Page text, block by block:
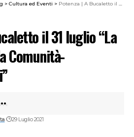
> Cultura ed Eventi > Potenza | A Bucaletto il 31 luglio “La settimana della Comunità- relazioniAMOci”
il 31 luglio “La
Comunità-
29 Luglio 2021